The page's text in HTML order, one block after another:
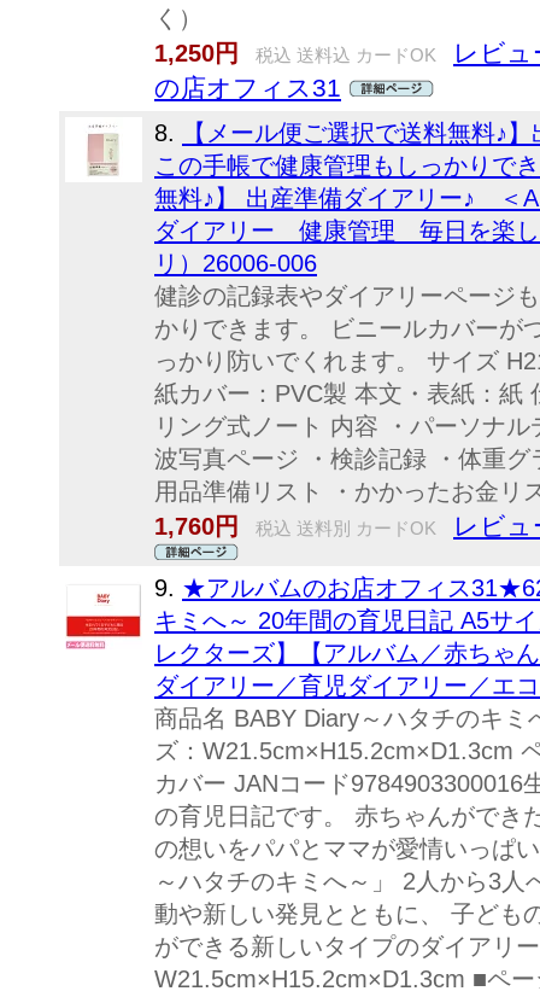
く）
1,250円
税込 送料込 カードOK
レビュ
の店オフィス31
8.
【メール便ご選択で送料無料♪
この手帳で健康管理もしっかりで
無料♪】 出産準備ダイアリー♪
ダイアリー 健康管理 毎日を楽
リ）26006-006
健診の記録表やダイアリーページ
かりできます。 ビニールカバーが
っかり防いでくれます。 サイズ
紙カバー：PVC製 本文・表紙：紙
リング式ノート 内容 ・パーソナ
波写真ページ ・検診記録 ・体重
用品準備リスト ・かかったお金リ
1,760円
税込 送料別 カードOK レビュ
9. ★アルバムのお店オフィス
キミへ～ 20年間の育児日記 A5サ
レクターズ】【アルバム／赤ちゃ
ダイアリー／育児ダイアリー／エ
商品名 BABY Diary～ハタチのキ
ズ：W21.5cm×H15.2cm×D1.3cm
カバー JANコード9784903300016
の育児日記です。 赤ちゃんができ
の想いをパパとママが愛情いっぱ
～ハタチのキミへ～」 2人から3
動や新しい発見とともに、 子ども
ができる新しいタイプのダイアリ
W21.5cm×H15.2cm×D1.3cm ■ペ